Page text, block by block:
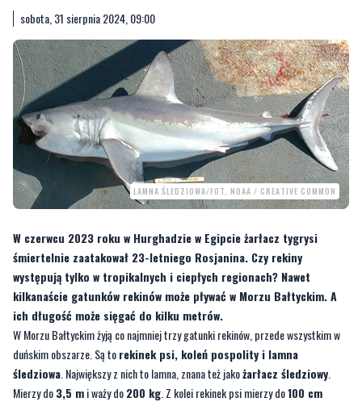
sobota, 31 sierpnia 2024, 09:00
LAMNA ŚLEDZIOWA/FOT. NOAA / CREATIVE COMMON
W czerwcu 2023 roku w Hurghadzie w Egipcie żarłacz tygrysi
śmiertelnie zaatakował 23-letniego Rosjanina. Czy rekiny
występują tylko w tropikalnych i ciepłych regionach? Nawet
kilkanaście gatunków rekinów może pływać w Morzu Bałtyckim. A
ich długość może sięgać do kilku metrów.
W Morzu Bałtyckim żyją co najmniej trzy gatunki rekinów, przede wszystkim w
duńskim obszarze. Są torekinek psi, koleń pospolity i lamna
śledziowa . Największy z nich to lamna, znana też jakożarłacz śledziowy
Mierzy do3,5 mi waży do200 kg . Z kolei rekinek psi mierzy do100 cm